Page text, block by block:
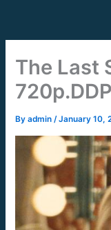
content
The Last
Byadmin/January 10,